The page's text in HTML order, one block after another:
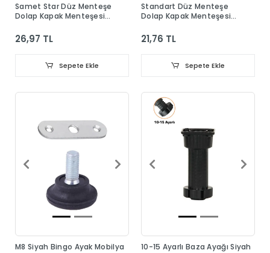
Samet Star Düz Menteşe
Dolap Kapak Menteşesi
26,97 TL
Sepete Ekle
Standart Düz Menteşe
Dolap Kapak Menteşesi
21,76 TL
Sepete Ekle
M8 Siyah Bingo Ayak Mobilya
10-15 Ayarlı Baza Ayağı Siyah